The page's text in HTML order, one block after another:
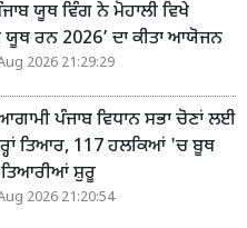
ਯੂਥ ਵਿੰਗ ਨੇ ਮੋਹਾਲੀ ਵਿਖੇ
ਯੂਥ ਰਨ 2026’ ਦਾ ਕੀਤਾ ਆਯੋਜਨ
2026 21:29:29
ਪੰਜਾਬ ਵਿਧਾਨ ਸਭਾ ਚੋਣਾਂ ਲਈ
ਤਿਆਰ, 117 ਹਲਕਿਆਂ 'ਚ ਬੂਥ
ਤਿਆਰੀਆਂ ਸ਼ੁਰੂ
2026 21:20:54